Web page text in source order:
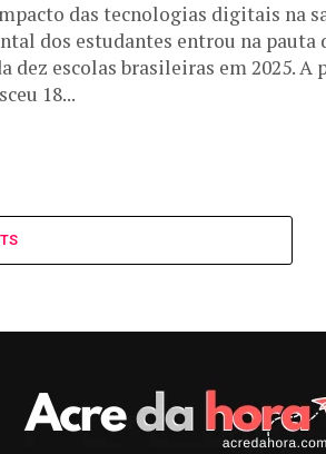
das tecnologias digitais na
dos estudantes entrou na pauta
dez escolas brasileiras em 2025. A
18...